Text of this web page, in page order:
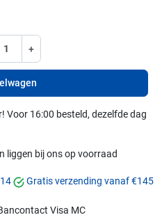
+
Voor 16:00 besteld, dezelfde dag
liggen bij ons op voorraad
Gratis verzending vanaf €145
Visa MC